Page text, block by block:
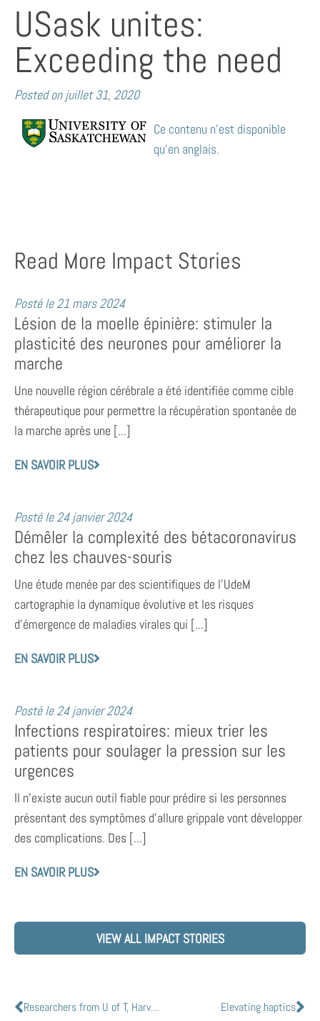
USask unites:
Exceeding the need
Posted on juillet 31, 2020
Ce contenu n’est disponible
qu’en anglais.
Read More Impact Stories
Posté le21 mars 2024
Lésion de la moelle épinière: stimuler la
plasticité des neurones pour améliorer la
marche
Une nouvelle région cérébrale a été identifiée comme cible
thérapeutique pour permettre la récupération spontanée de
la marche après une [...]
EN SAVOIR PLUS
Posté le24 janvier 2024
Démêler la complexité des bétacoronavirus
chez les chauves-souris
Une étude menée par des scientifiques de l’UdeM
cartographie la dynamique évolutive et les risques
d’émergence de maladies virales qui [...]
EN SAVOIR PLUS
Posté le24 janvier 2024
Infections respiratoires: mieux trier les
patients pour soulager la pression sur les
urgences
Il n’existe aucun outil fiable pour prédire si les personnes
présentant des symptômes d’allure grippale vont développer
des complications. Des [...]
EN SAVOIR PLUS
VIEW ALL IMPACT STORIES
Researchers from U of T, Harvard study collective human behaviour amid COVID-19 Elevating haptics